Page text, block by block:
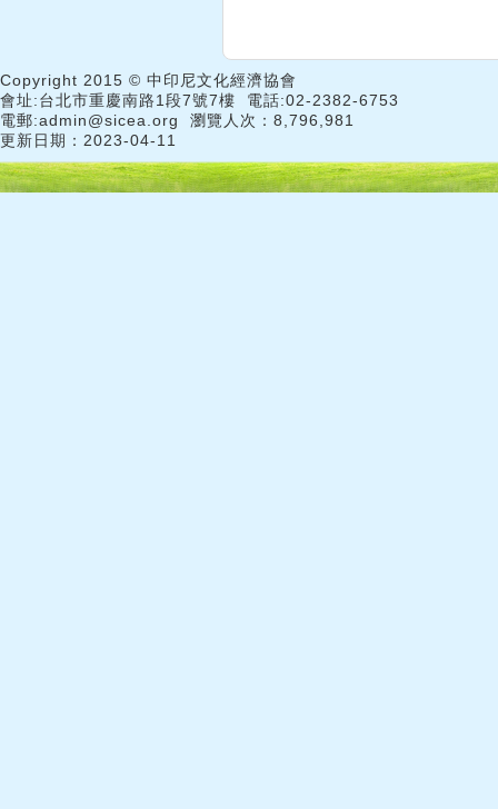
Copyright 2015 © 中印尼文化經濟協會
會址:台北市重慶南路1段7號7樓 電話:02-2382-6753
電郵:admin@sicea.org 瀏覽人次：8,796,981
更新日期：2023-04-11